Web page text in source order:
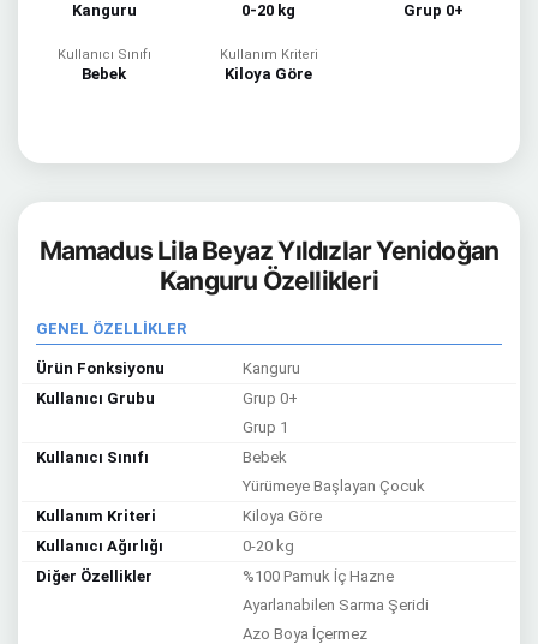
Kanguru 0-20 kg Grup 0+
Kullanıcı Sınıfı
Bebek
Kullanım Kriteri
Kiloya Göre
Mamadus Lila Beyaz Yıldızlar Yenidoğan
Kanguru Özellikleri
GENEL ÖZELLİKLER
Ürün Fonksiyonu
Kanguru
Kullanıcı Grubu
Grup 0+
Grup 1
Kullanıcı Sınıfı
Bebek
Yürümeye Başlayan Çocuk
Kullanım Kriteri
Kiloya Göre
Kullanıcı Ağırlığı
0-20 kg
Diğer Özellikler
%100 Pamuk İç Hazne
Ayarlanabilen Sarma Şeridi
Azo Boya İçermez